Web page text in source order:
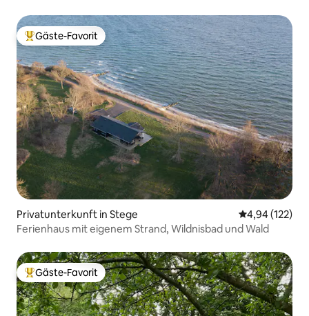
Beliebter Gäste-Favorit.
Gäste-Favorit
Privatunterkunft in Stege
4,94 (122)
Ferienhaus mit eigenem Strand, Wildnisbad und Wald
Beliebter Gäste-Favorit.
Gäste-Favorit